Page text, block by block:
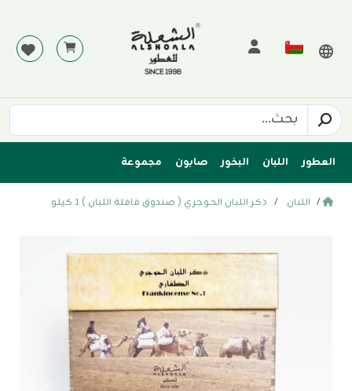
العطور اللبان البخور صابون مجموعة
اللبان ذكر اللبان الحوجري ( صندوق قافلة اللبان ) ١ كيلو